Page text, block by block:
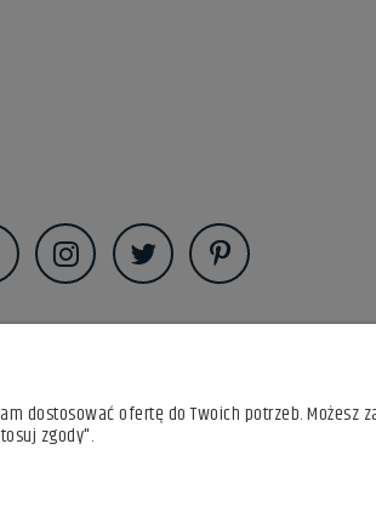
dostosować ofertę do Twoich potrzeb.
zgody".